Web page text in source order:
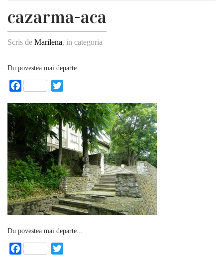
cazarma-aca
Scris de Marilena, in categoria
Du povestea mai departe...
Facebook
Du povestea mai departe...
Facebook